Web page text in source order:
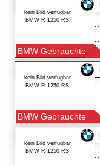
kein Bild verfügbar
BMW R 1250 RS
BMW Gebrauchte
kein Bild verfügbar
BMW R 1250 RS
BMW Gebrauchte
kein Bild verfügbar
BMW R 1250 RS